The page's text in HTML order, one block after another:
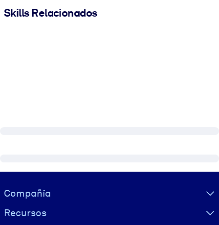
Skills Relacionados
Visually hidden Text
Compañía
Recursos